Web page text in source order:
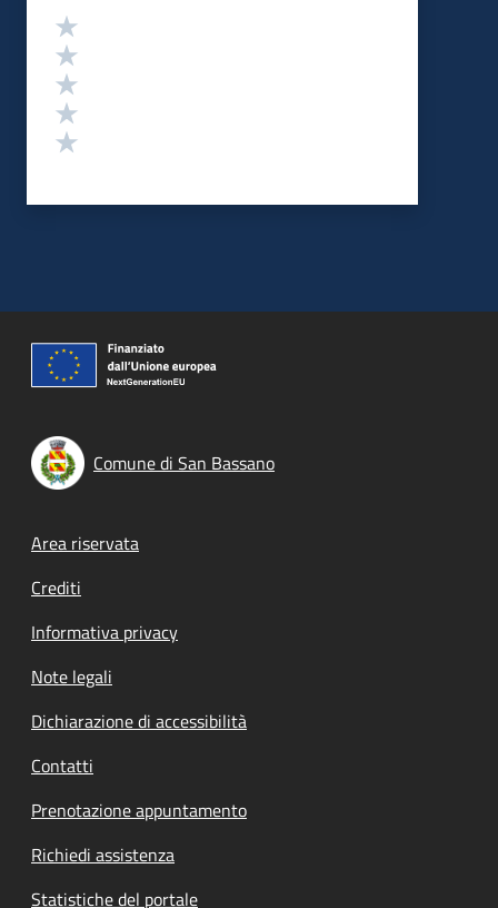
Valutazione
Comune di San Bassano
Footer menu
Area riservata
Crediti
Informativa privacy
Note legali
Dichiarazione di accessibilità
Contatti
Prenotazione appuntamento
Richiedi assistenza
Statistiche del portale